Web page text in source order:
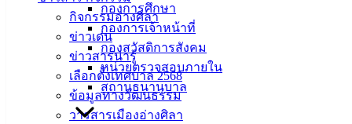
กิจกรรมอ่างศิลา
ข่าวเด่น
ข่าวสารน่ารู้
เลือกตั้งเทศบาล 2568
ข้อมูลทางวัฒนธรรม
วารสารเมืองอ่างศิลา
กองการศึกษา
กองการเจ้าหน้าที่
กองสวัสดิการสังคม
หน่วยตรวจสอบภายใน
สถานธนานุบาล
ผู้บริหารและหัวหน้าส่วนราชการ
สภาเทศบาล
สงวนลิขสิทธิ์ © 2563 เทศบาลเมืองอ่างศิลา จังหวัดชลบุรี |